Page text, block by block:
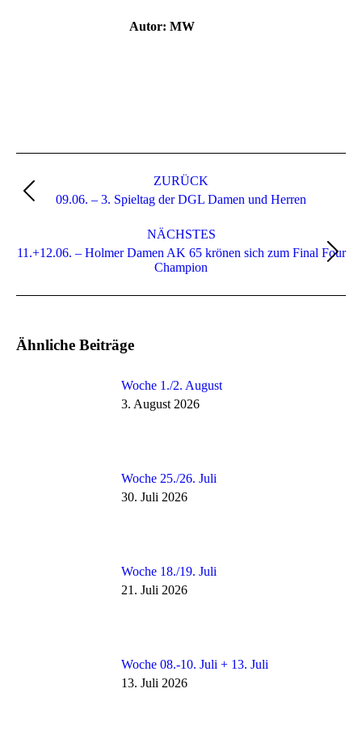
Autor: MW
ZURÜCK
Vorheriger
09.06. – 3. Spieltag der DGL Damen und Herren
NÄCHSTES
Nächster
Beitrag:
11.+12.06. – Holmer Damen AK 65 krönen sich zum Final Four
Champion
Ähnliche Beiträge
Woche 1./2. August
3. August 2026
Woche 25./26. Juli
30. Juli 2026
Woche 18./19. Juli
21. Juli 2026
Woche 08.-10. Juli + 13. Juli
13. Juli 2026